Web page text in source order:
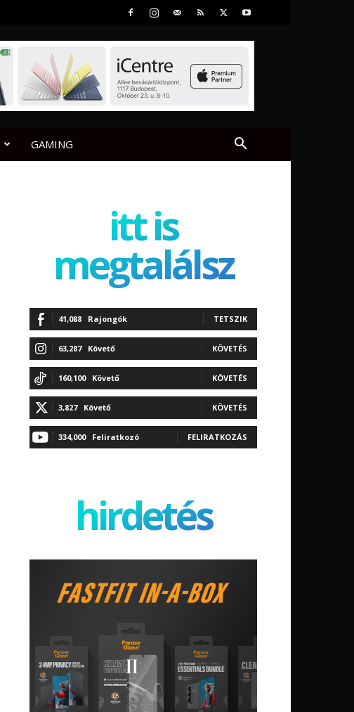
GAMING
itt is
megtalálsz
41,088 Rajongók TETSZIK
63,287 Követő KÖVETÉS
160,100 Követő KÖVETÉS
3,827 Követő KÖVETÉS
334,000 Feliratkozó FELIRATKOZÁS
hirdetés